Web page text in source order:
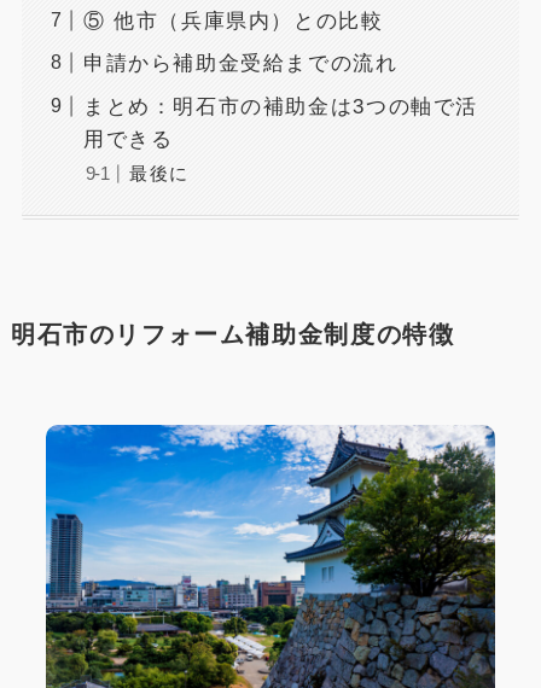
⑤ 他市（兵庫県内）との比較
申請から補助金受給までの流れ
まとめ：明石市の補助金は3つの軸で活
用できる
最後に
明石市のリフォーム補助金制度の特徴